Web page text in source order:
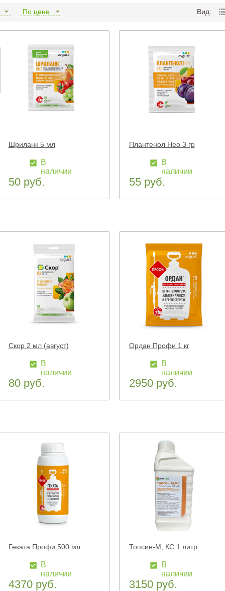
По цене Вид:
Шриланк 5 мл
В
наличии
50 руб.
Плантенол Нео 3 гр
В
наличии
55 руб.
Скор 2 мл (август)
В
наличии
80 руб.
Ордан Профи 1 кг
В
наличии
2950 руб.
Геката Профи 500 мл
В
наличии
4370 руб.
Топсин-М, КС 1 литр
В
наличии
3150 руб.